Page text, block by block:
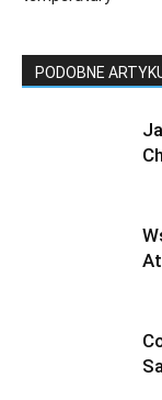
PODOBNE